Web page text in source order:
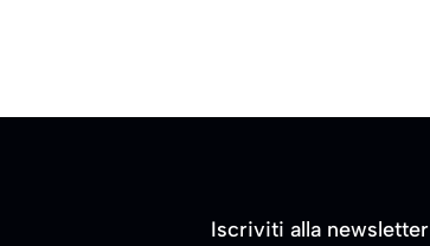
Iscriviti alla newsletter